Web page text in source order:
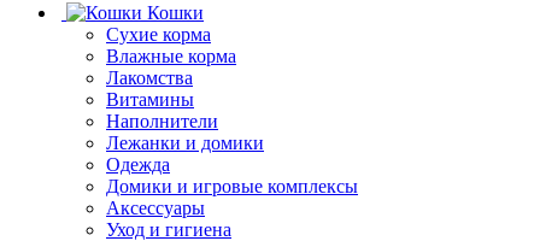
Кошки
Сухие корма
Влажные корма
Лакомства
Витамины
Наполнители
Лежанки и домики
Одежда
Домики и игровые комплексы
Аксессуары
Уход и гигиена